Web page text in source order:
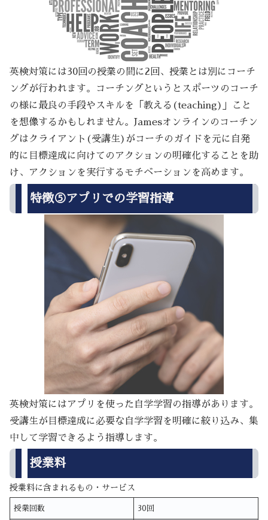
英検対策には30回の授業の間に2回、授業とは別にコーチ
ングが行われます。コーチングというとスポーツのコーチ
の様に最良の手段やスキルを「教える(teaching)」こと
を想像するかもしれません。Jamesオンラインのコーチン
グはクライアント(受講生)がコーチのガイドを元に自発
的に目標達成に向けてのアクションの明確化することを助
け、アクションを実行するモチベーションを高めます。
特徴⑤アプリでの学習指導
英検対策にはアプリを使った自学学習の指導があります。
受講生が目標達成に必要な自学学習を明確に絞り込み、集
中して学習できるよう指導します。
授業料
授業料に含まれるもの・サービス
授業回数 30回